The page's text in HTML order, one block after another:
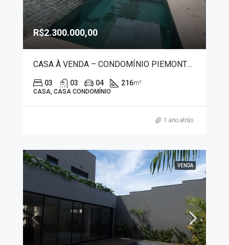
R$2.300.000,00
CASA À VENDA – CONDOMÍNIO PIEMONTE 7487
03 03 04 216m²
CASA, CASA CONDOMÍNIO
1 ano atrás
VENDA